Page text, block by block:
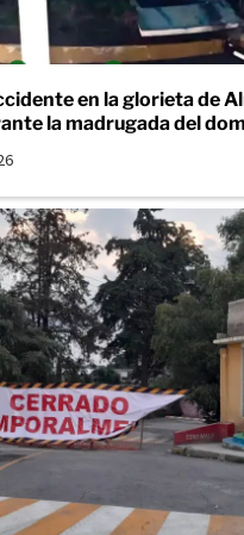
en la glorieta de
la madrugada del